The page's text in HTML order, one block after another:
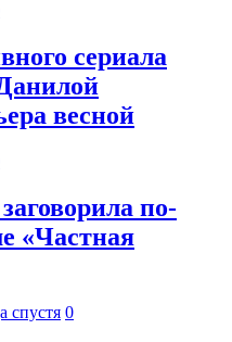
сериала
весной
по-
«Частная
спустя 0